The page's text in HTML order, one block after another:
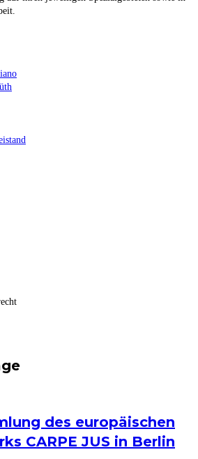
des europäischen
CARPE JUS in Berlin